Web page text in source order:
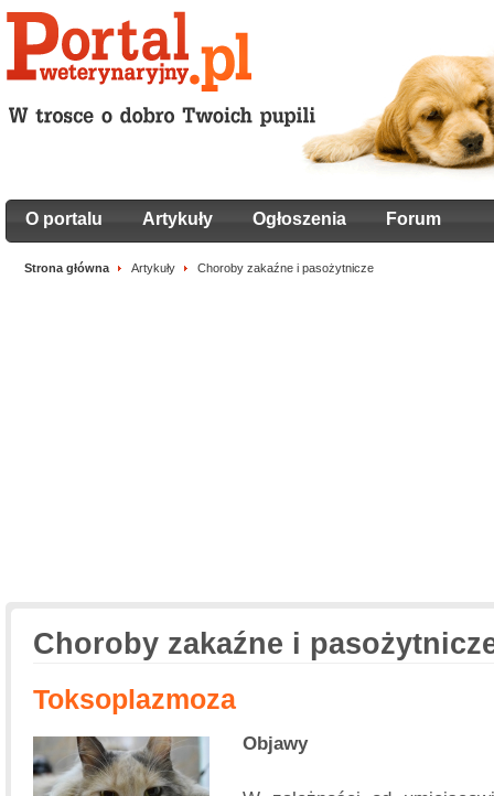
O portalu Artykuły Ogłoszenia Forum
Strona główna Artykuły Choroby zakaźne i pasożytnicze
Choroby zakaźne i
Toksoplazmoza
Objawy